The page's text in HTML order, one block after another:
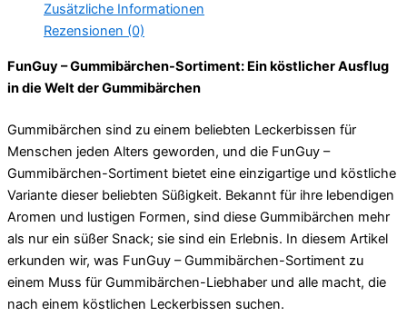
Zusätzliche Informationen
Rezensionen (0)
FunGuy – Gummibärchen-Sortiment: Ein köstlicher Ausflug
in die Welt der Gummibärchen
Gummibärchen sind zu einem beliebten Leckerbissen für
Menschen jeden Alters geworden, und die FunGuy –
Gummibärchen-Sortiment bietet eine einzigartige und köstliche
Variante dieser beliebten Süßigkeit. Bekannt für ihre lebendigen
Aromen und lustigen Formen, sind diese Gummibärchen mehr
als nur ein süßer Snack; sie sind ein Erlebnis. In diesem Artikel
erkunden wir, was FunGuy – Gummibärchen-Sortiment zu
einem Muss für Gummibärchen-Liebhaber und alle macht, die
nach einem köstlichen Leckerbissen suchen.